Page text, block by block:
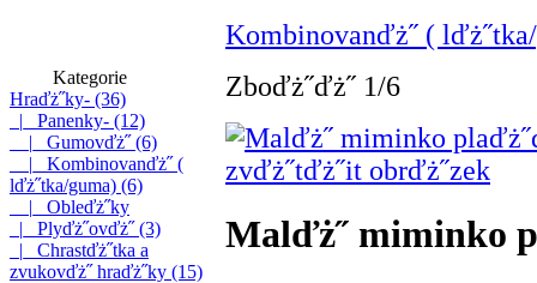
Kategorie
Hraďż˝ky- (36)
|_ Panenky- (12)
|_ Gumovďż˝ (6)
|_ Kombinovanďż˝ (
lďż˝tka/guma) (6)
|_ Obleďż˝ky
|_ Plyďż˝ovďż˝ (3)
|_ Chrastďż˝tka a
zvukovďż˝ hraďż˝ky (15)
Kombinovanďż˝ (
Zboďż˝ďż˝ 1/6
zvďż˝tďż˝it obrďż˝zek
Malďż˝ miminko